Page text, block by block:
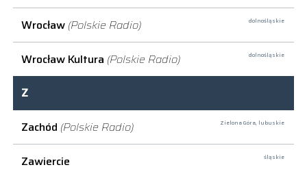
Wrocław (Polskie Radio) dolnośląskie
Wrocław Kultura (Polskie Radio) dolnośląskie
Z
Zachód (Polskie Radio) Zielona Góra, lubuskie
Zawiercie śląskie